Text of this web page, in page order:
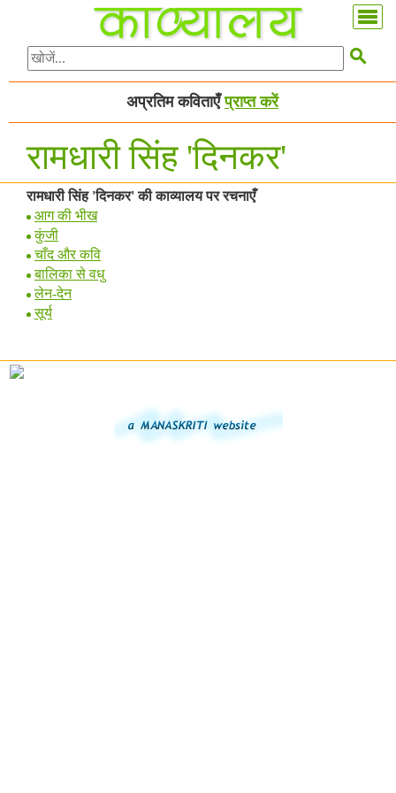

अप्रतिम कविताएँप्राप्त करें
रामधारी सिंह 'दिनकर'
रामधारी सिंह 'दिनकर' की काव्यालय पर रचनाएँ
आग की भीख
कुंजी
चाँद और कवि
बालिका से वधु
लेन-देन
सूर्य